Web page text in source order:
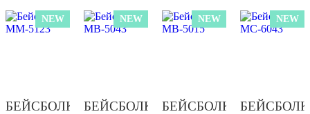
NEW
БЕЙСБОЛКА/
NEW
БЕЙСБОЛКА/
NEW
БЕЙСБОЛКА/
NEW